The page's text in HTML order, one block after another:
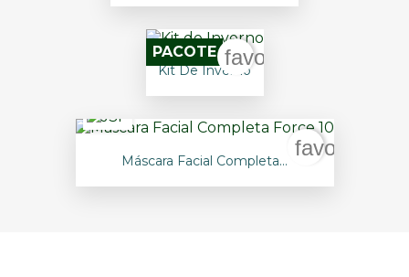
Kit De Inverno
PACOTE favorite_border
Máscara Facial Completa...